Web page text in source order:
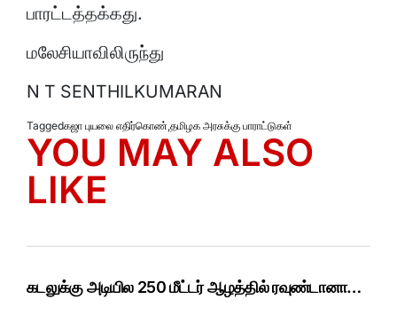
பாரட்டத்தக்கது.
மலேசியாவிலிருந்து
N T SENTHILKUMARAN
Taggedகஜா புயலை எதிர்கொண்,தமிழக அரசுக்கு பாராட்டுகள்
YOU MAY ALSO
LIKE
கடலுக்கு அடியில 250 மீட்டர் ஆழத்தில் ரவுண்டானா…